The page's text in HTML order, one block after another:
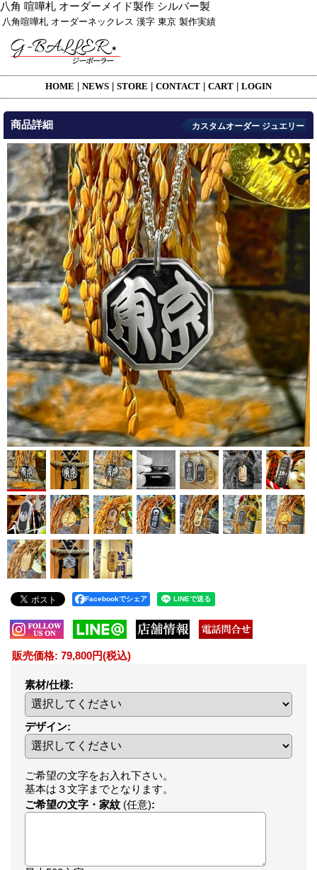
八角 喧嘩札 オーダーメイド製作 シルバー製
八角喧嘩札 オーダーネックレス 漢字 東京 製作実績
HOME NEWS STORE CONTACT CART LOGIN
商品詳細 カスタムオーダー ジュエリー
Facebookでシェア
販売価格: 79,800円(税込)
素材/仕様:
デザイン:
ご希望の文字をお入れ下さい。
基本は３文字までとなります。
ご希望の文字・家紋 (任意):